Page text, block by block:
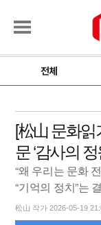
전체
[松山 문화
문 ‘감사의 정
“왜 우리는 문화
“기억의 정치”는
松山 작가 2026-05-19